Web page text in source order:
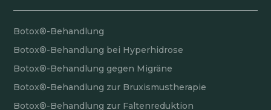
Botox®-Behandlung
Botox®-Behandlung bei Hyperhidrose
Botox®-Behandlung gegen Migräne
Botox®-Behandlung zur Bruxismustherapie
Botox®-Behandlung zur Faltenreduktion